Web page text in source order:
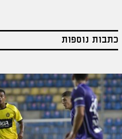
כתבות נוספות